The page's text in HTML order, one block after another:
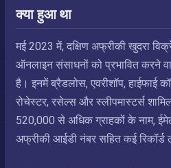
क्या हुआ था
मई 2023 में, दक्षिण अफ्रीकी खुदरा
ऑनलाइन संसाधनों को प्रभावित करने
है। इनमें ब्रैडलोस, एवरीशॉप, हाईफाई
रोचेस्टर, रसेल्स और स्लीपमास्टर्स
520,000 से अधिक ग्राहकों के नाम,
अफ्रीकी आईडी नंबर सहित कई रिकॉर्ड